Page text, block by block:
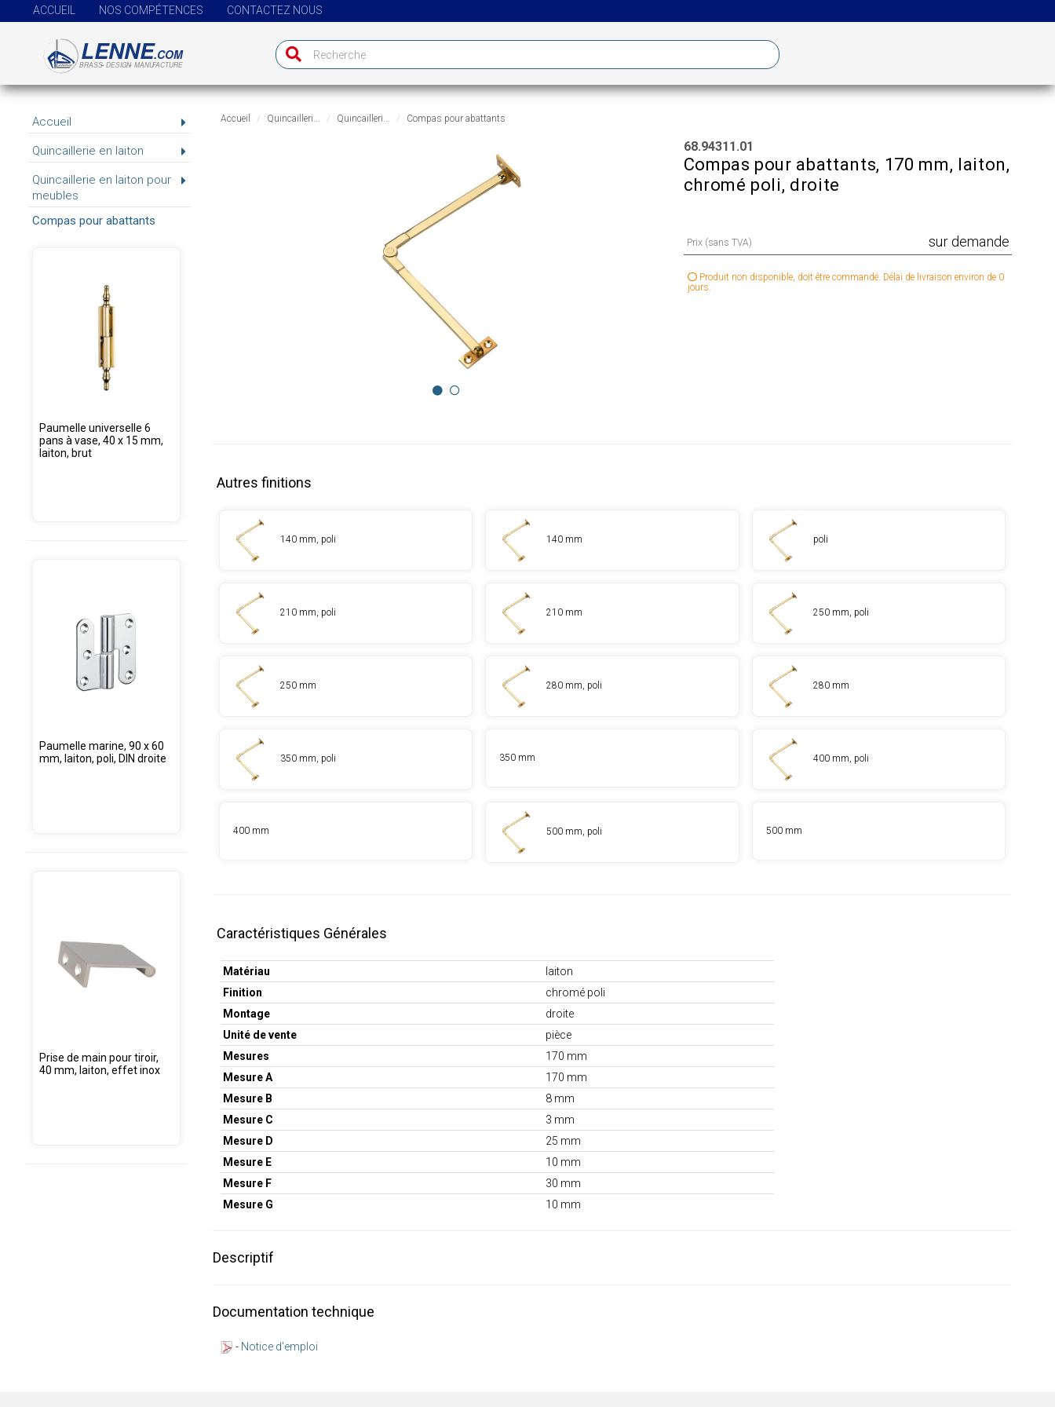
ACCUEIL NOS COMPÉTENCES CONTACTEZ NOUS
Accueil
Quincaillerie en laiton
Quincaillerie en laiton pour
meubles
Compas pour abattants
Paumelle universelle 6
pans à vase, 40 x 15 mm,
laiton, brut
Paumelle marine, 90 x 60
mm, laiton, poli, DIN droite
Prise de main pour tiroir,
40 mm, laiton, effet inox
Accueil Quincailleri... Quincailleri... Compas pour abattants
68.94311.01
Compas pour abattants, 170 mm, laiton,
chromé poli, droite
Prix (sans TVA) sur demande
Produit non disponible, doit être commandé. Délai de livraison environ de 0
jours.
Autres finitions
140 mm, poli 140 mm poli
210 mm, poli 210 mm 250 mm, poli
250 mm 280 mm, poli 280 mm
350 mm, poli 350 mm 400 mm, poli
400 mm 500 mm, poli 500 mm
Caractéristiques Générales
Matériau
laiton
Finition
chromé poli
Montage
droite
Unité de vente
pièce
Mesures
170 mm
Mesure A
170 mm
Mesure B
8 mm
Mesure C
3 mm
Mesure D
25 mm
Mesure E
10 mm
Mesure F
30 mm
Mesure G
10 mm
Descriptif
Documentation technique
- Notice d'emploi